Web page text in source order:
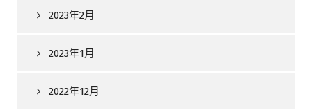
2023年2月
2023年1月
2022年12月